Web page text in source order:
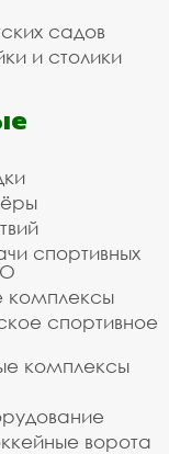
садов
и столики
спортивных
комплексы
спортивное
комплексы
ворота